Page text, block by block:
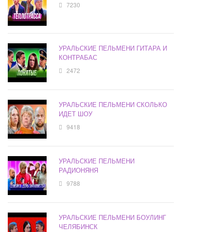
7230
УРАЛЬСКИЕ ПЕЛЬМЕНИ ГИТАРА И
КОНТРАБАС
2472
УРАЛЬСКИЕ ПЕЛЬМЕНИ СКОЛЬКО
ИДЕТ ШОУ
9418
УРАЛЬСКИЕ ПЕЛЬМЕНИ
РАДИОНЯНЯ
9788
УРАЛЬСКИЕ ПЕЛЬМЕНИ БОУЛИНГ
ЧЕЛЯБИНСК